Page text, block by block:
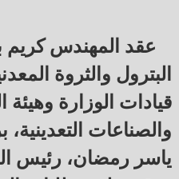
عقد المهندس كريم
البترول والثروة
قيادات الوزارة وهيئة
والصناعات
ياسر رمضان، رئيس